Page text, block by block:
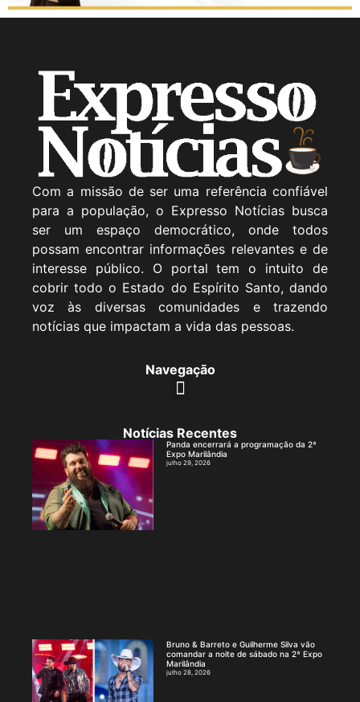
Com a missão de ser uma referência confiável
para a população, o Expresso Notícias busca
ser um espaço democrático, onde todos
possam encontrar informações relevantes e de
interesse público. O portal tem o intuito de
cobrir todo o Estado do Espírito Santo, dando
voz às diversas comunidades e trazendo
notícias que impactam a vida das pessoas.
Navegação
Notícias Recentes
Panda encerrará a programação da 2ª
Expo Marilândia
julho 29, 2026
Bruno & Barreto e Guilherme Silva vão
comandar a noite de sábado na 2ª Expo
Marilândia
julho 28, 2026